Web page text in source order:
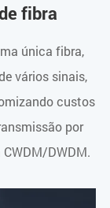
fibra
única fibra,
vários sinais,
custos
por
DWDM.